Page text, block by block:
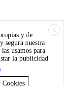
X
y de
segura nuestra
usamos para
la publicidad